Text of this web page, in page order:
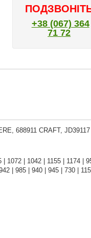
+38 (067) 364
71 72
688911 CRAFT,
1072 | 1042 | 1155 | 1174 |
| 985 | 940 | 945 | 730 |